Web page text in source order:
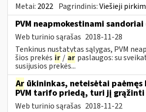
Metai: 2022 Pagrindinis:Viešieji
PVM neapmokestinami
Web turinio sąrašas 2018-11-28
Tenkinus nustatytas sąlygas, PVM
šios prekės ir / ar paslaugos: su
susijusios prekės...
Ar ūkininkas, neteisėtai paėmęs
PVM tarifo priedą, turi jį grąžinti
Web turinio sąrašas 2018-11-22